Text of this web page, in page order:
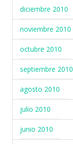
diciembre 2010
noviembre 2010
octubre 2010
septiembre 2010
agosto 2010
julio 2010
junio 2010